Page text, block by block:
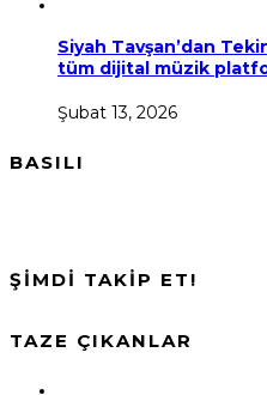
Siyah Tavşan’dan
tüm dijital müzik
Şubat 13, 2026
BASILI
ŞİMDİ TAKİP ET!
TAZE ÇIKANLAR